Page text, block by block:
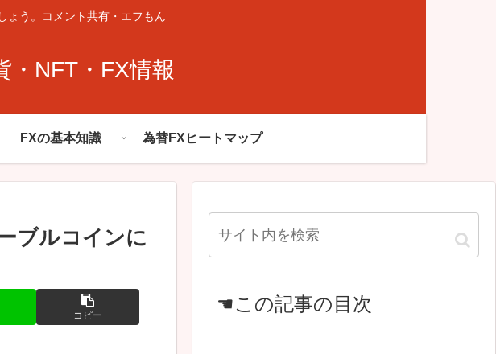
ょう。コメント共有・エフもん
・NFT・FX情報
FXの基本知識 為替FXヒートマップ
ブルコインに
コピー
☚この記事の目次